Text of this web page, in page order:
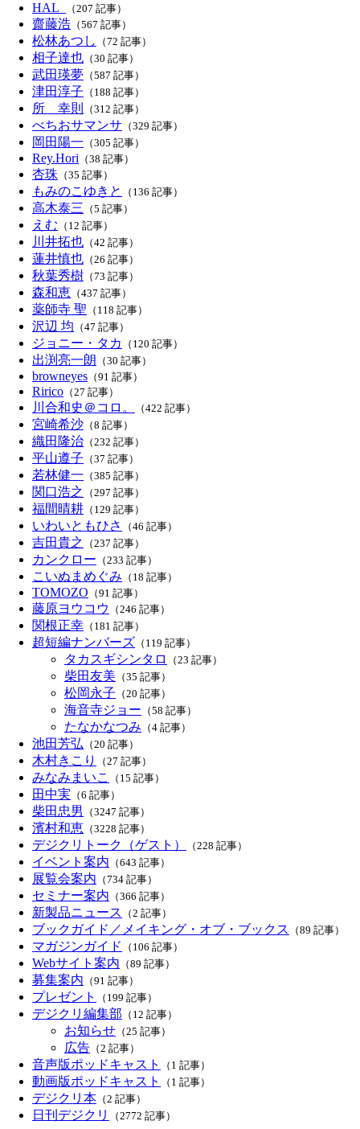
HAL_ （207 記事）
齋藤浩 （567 記事）
松林あつし （72 記事）
相子達也 （30 記事）
武田瑛夢 （587 記事）
津田淳子 （188 記事）
所 幸則 （312 記事）
べちおサマンサ （329 記事）
岡田陽一 （305 記事）
Rey.Hori （38 記事）
杏珠 （35 記事）
もみのこゆきと （136 記事）
高木泰三 （5 記事）
えむ （12 記事）
川井拓也 （42 記事）
蓮井慎也 （26 記事）
秋葉秀樹 （73 記事）
森和恵 （437 記事）
薬師寺 聖 （118 記事）
沢辺 均 （47 記事）
ジョニー・タカ （120 記事）
出渕亮一朗 （30 記事）
browneyes （91 記事）
Ririco （27 記事）
川合和史＠コロ。 （422 記事）
宮崎希沙 （8 記事）
織田隆治 （232 記事）
平山遵子 （37 記事）
若林健一 （385 記事）
関口浩之 （297 記事）
福間晴耕 （129 記事）
いわいともひさ （46 記事）
吉田貴之 （237 記事）
カンクロー （233 記事）
こいぬまめぐみ （18 記事）
TOMOZO （91 記事）
藤原ヨウコウ （246 記事）
関根正幸 （181 記事）
超短編ナンバーズ （119 記事）
タカスギシンタロ （23 記事）
柴田友美 （35 記事）
松岡永子 （20 記事）
海音寺ジョー （58 記事）
たなかなつみ （4 記事）
池田芳弘 （20 記事）
木村きこり （27 記事）
みなみまいこ （15 記事）
田中実 （6 記事）
柴田忠男 （3247 記事）
濱村和恵 （3228 記事）
デジクリトーク（ゲスト） （228 記事）
イベント案内 （643 記事）
展覧会案内 （734 記事）
セミナー案内 （366 記事）
新製品ニュース （2 記事）
ブックガイド／メイキング・オブ・ブックス （89 記事）
マガジンガイド （106 記事）
Webサイト案内 （89 記事）
募集案内 （91 記事）
プレゼント （199 記事）
デジクリ編集部 （12 記事）
お知らせ （25 記事）
広告 （2 記事）
音声版ポッドキャスト （1 記事）
動画版ポッドキャスト （1 記事）
デジクリ本 （2 記事）
日刊デジクリ （2772 記事）